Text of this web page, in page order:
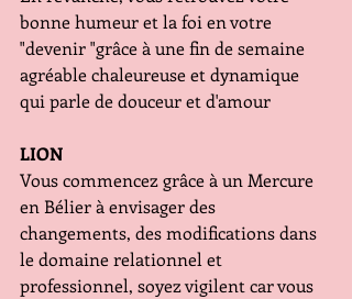
bonne humeur et la foi en votre
"devenir "grâce à une fin de semaine
agréable chaleureuse et dynamique
qui parle de douceur et d'amour
LION
Vous commencez grâce à un Mercure
en Bélier à envisager des
changements, des modifications dans
le domaine relationnel et
professionnel, soyez vigilent car vous